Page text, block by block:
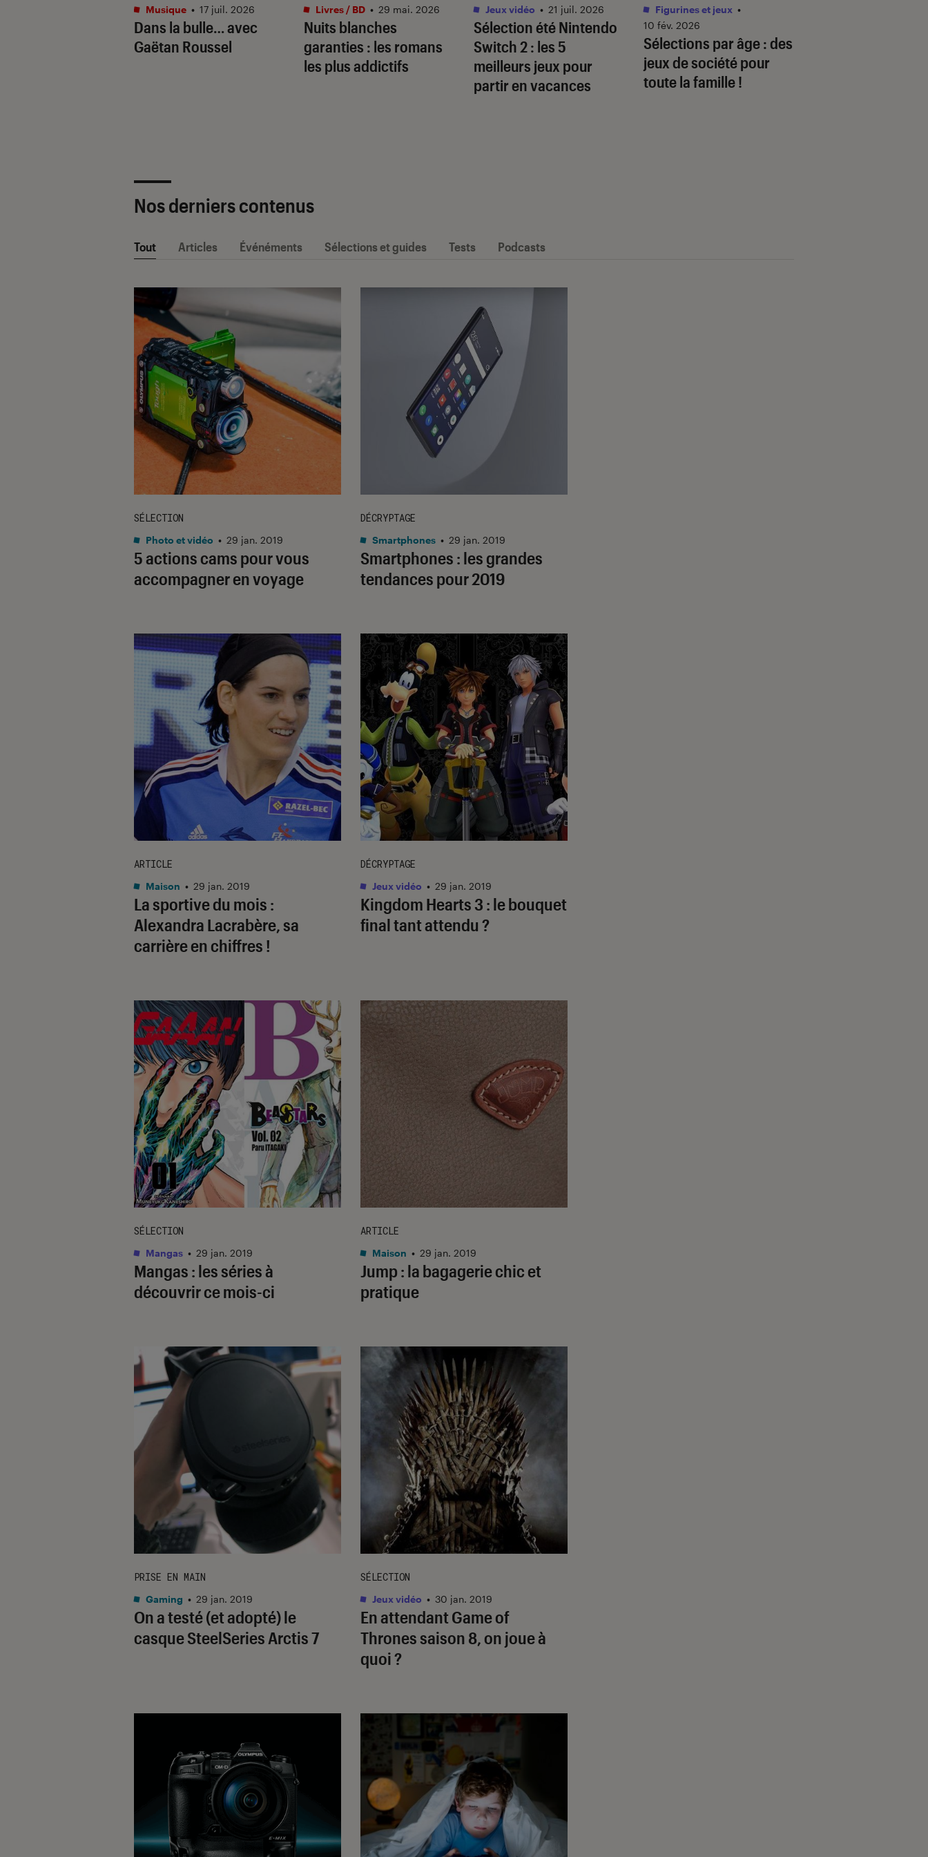
Dans la bulle… avec
Gaëtan Roussel
Musique • 17 juil. 2026
Nuits blanches
garanties : les romans
les plus addictifs
Livres / BD • 29 mai. 2026
Sélection été Nintendo
Switch 2 : les 5
meilleurs jeux pour
partir en vacances
Jeux vidéo • 21 juil. 2026
Sélections par âge : des
jeux de société pour
toute la famille !
Figurines et jeux •
10 fév. 2026
Nos derniers contenus
Tout Articles Événéments Sélections et guides Tests Podcasts
5 actions cams pour vous
accompagner en voyage
SÉLECTION
Photo et vidéo • 29 jan. 2019
Smartphones : les grandes
tendances pour 2019
DÉCRYPTAGE
Smartphones • 29 jan. 2019
La sportive du mois :
Alexandra Lacrabère, sa
carrière en chiffres !
ARTICLE
Maison • 29 jan. 2019
Kingdom Hearts 3 : le bouquet
final tant attendu ?
DÉCRYPTAGE
Jeux vidéo • 29 jan. 2019
Mangas : les séries à
découvrir ce mois-ci
SÉLECTION
Mangas • 29 jan. 2019
Jump : la bagagerie chic et
pratique
ARTICLE
Maison • 29 jan. 2019
On a testé (et adopté) le
casque SteelSeries Arctis 7
PRISE EN MAIN
Gaming • 29 jan. 2019
En attendant Game of
Thrones saison 8, on joue à
quoi ?
SÉLECTION
Jeux vidéo • 30 jan. 2019